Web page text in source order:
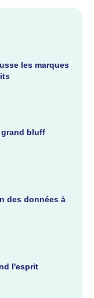
les marques
grand bluff
des données à
l'esprit